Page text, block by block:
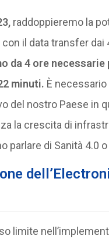
raddoppieremo la
il data transfer dai
da 4 ore necessarie
minuti. È
del nostro Paese in
la crescita di
parlare di Sanità 4.0 o
limite